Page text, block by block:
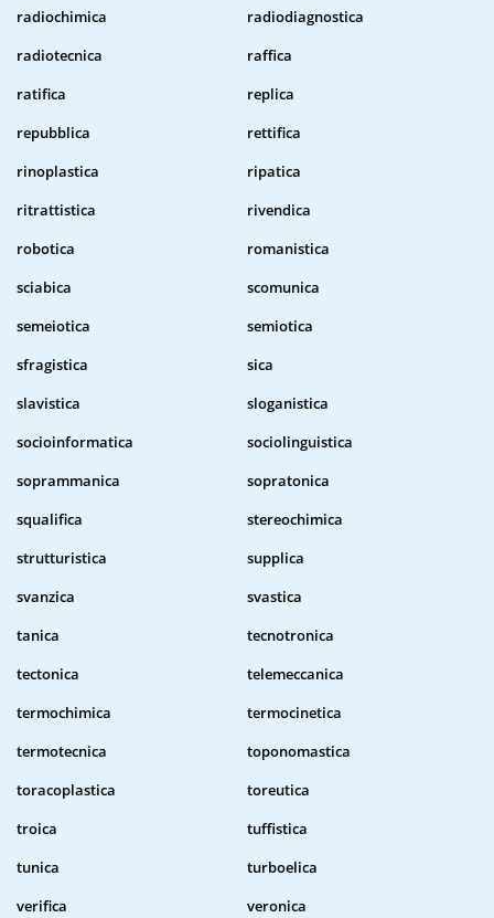
radiochimica
radiodiagnostica
radiotecnica
raffica
ratifica
replica
repubblica
rettifica
rinoplastica
ripatica
ritrattistica
rivendica
robotica
romanistica
sciabica
scomunica
semeiotica
semiotica
sfragistica
sica
slavistica
sloganistica
socioinformatica
sociolinguistica
soprammanica
sopratonica
squalifica
stereochimica
strutturistica
supplica
svanzica
svastica
tanica
tecnotronica
tectonica
telemeccanica
termochimica
termocinetica
termotecnica
toponomastica
toracoplastica
toreutica
troica
tuffistica
tunica
turboelica
verifica
veronica